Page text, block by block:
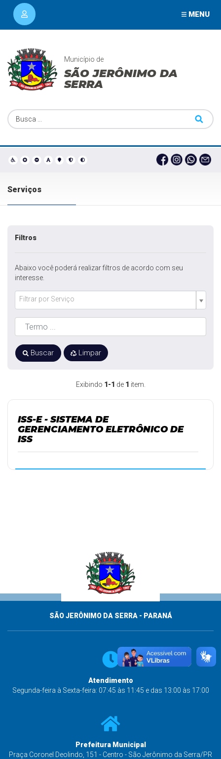
MENU
Município de
SÃO JERÔNIMO DA
SERRA
Serviços
Exibindo 1-1 de 1 item.
ISS-E - SISTEMA DE
GERENCIAMENTO ELETRÔNICO DE
ISS
Filtros
Abaixo você poderá realizar filtros de acordo com seu
interesse.
Filtrar por Serviço
Buscar Limpar
SÃO JERÔNIMO DA SERRA - PARANÁ
Atendimento
Segunda-feira à Sexta-feira: 07:45 às 11:45 e das 13:00 às 17:00
Prefeitura Municipal
Praça Coronel Deolindo, 151 - Centro - São Jerônimo da Serra/PR